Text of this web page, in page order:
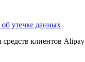
утечке данных
клиентов Alipay